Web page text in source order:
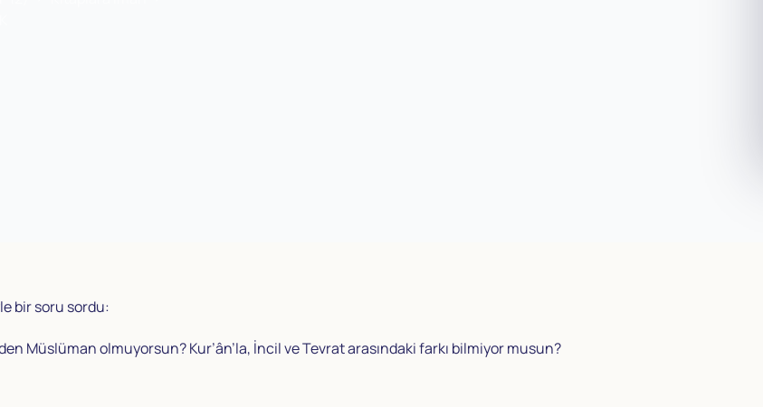
bir soru sordu:
Müslüman olmuyorsun? Kur’ân’la, İncil ve Tevrat arasındaki farkı bilmiyor musun?